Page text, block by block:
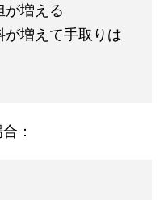
が増える
増えて手取りは
：